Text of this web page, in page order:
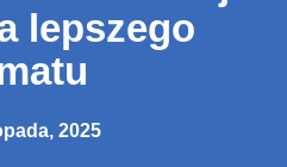
lepszego
2025